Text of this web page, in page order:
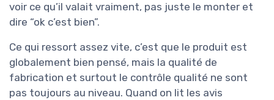
voir ce qu’il valait vraiment, pas juste le monter et
dire “ok c’est bien”.
Ce qui ressort assez vite, c’est que le produit est
globalement bien pensé, mais la qualité de
fabrication et surtout le contrôle qualité ne sont
pas toujours au niveau. Quand on lit les avis